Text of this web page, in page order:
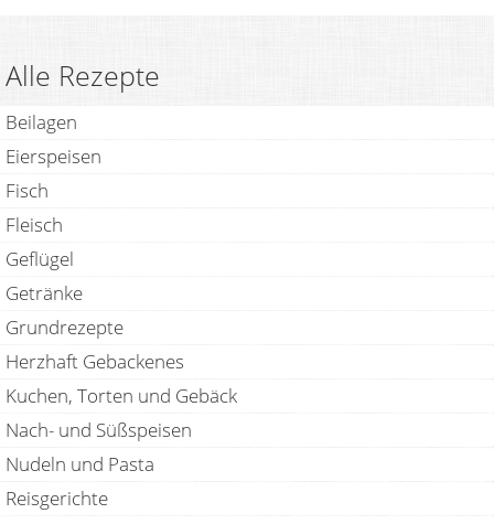
Alle Rezepte
Beilagen
Eierspeisen
Fisch
Fleisch
Geflügel
Getränke
Grundrezepte
Herzhaft Gebackenes
Kuchen, Torten und Gebäck
Nach- und Süßspeisen
Nudeln und Pasta
Reisgerichte